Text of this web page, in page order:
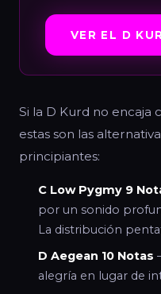
VER EL D
Si la D Kurd no encaja
estas son las
principiantes:
C Low Pygmy 9
por un sonido
La distribución
D Aegean 10 Notas
alegría en lugar de